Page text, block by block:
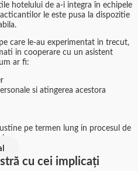
hotelului de a-i integra în echipele
le este pusa la dispozitie
care le-au experimentat in trecut,
in cooperare cu un asistent
ar fi:
si atingerea acestora
pe termen lung in procesul de
cu cei implicați